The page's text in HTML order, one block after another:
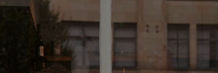
For deg
For bedrifter